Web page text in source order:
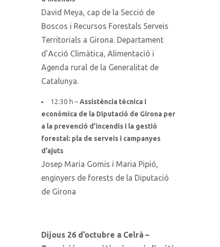
David Meya, cap de la Secció de
Boscos i Recursos Forestals Serveis
Territorials a Girona. Departament
d’Acció Climàtica, Alimentació i
Agenda rural de la Generalitat de
Catalunya.
12:30 h –Assistència tècnica i
econòmica de la Diputació de Girona per
a la prevenció d’incendis i la gestió
forestal: pla de serveis i campanyes
d’ajuts
Josep Maria Gomis i Maria Pipió,
enginyers de forests de la Diputació
de Girona
Dijous 26 d’octubre a Celrà –